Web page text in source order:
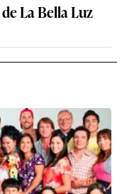
La Bella Luz